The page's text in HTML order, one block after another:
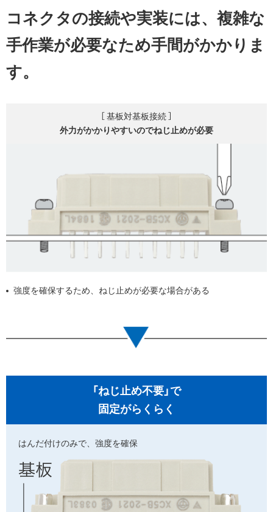
コネクタの接続や実装には、複雑な
手作業が必要なため手間がかかりま
す。
［ 基板対基板接続 ］
外力がかかりやすいのでねじ止めが必要
強度を確保するため、ねじ止めが必要な場合がある
「ねじ止め不要」で
固定がらくらく
はんだ付けのみで、 強度を確保